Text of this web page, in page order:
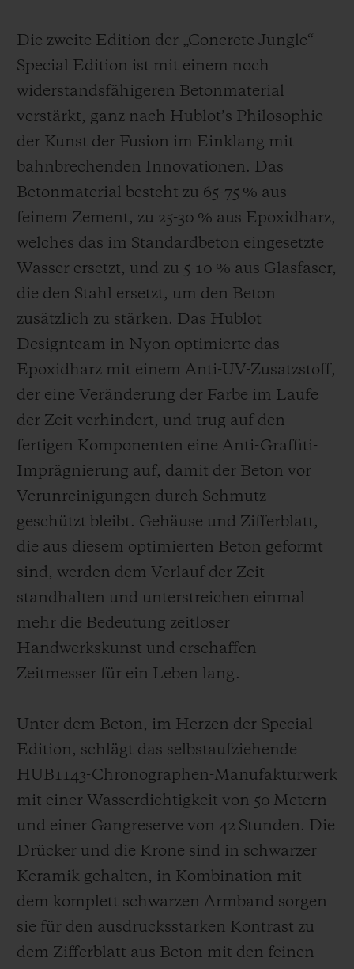
Die zweite Edition der „Concrete Jungle“
Special Edition ist mit einem noch
widerstandsfähigeren Betonmaterial
verstärkt, ganz nach Hublot’s Philosophie
der Kunst der Fusion im Einklang mit
bahnbrechenden Innovationen. Das
Betonmaterial besteht zu 65-75 % aus
feinem Zement, zu 25-30 % aus Epoxidharz,
welches das im Standardbeton eingesetzte
Wasser ersetzt, und zu 5-10 % aus Glasfaser,
die den Stahl ersetzt, um den Beton
zusätzlich zu stärken. Das Hublot
Designteam in Nyon optimierte das
Epoxidharz mit einem Anti-UV-Zusatzstoff,
der eine Veränderung der Farbe im Laufe
der Zeit verhindert, und trug auf den
fertigen Komponenten eine Anti-Graffiti-
Imprägnierung auf, damit der Beton vor
Verunreinigungen durch Schmutz
geschützt bleibt. Gehäuse und Zifferblatt,
die aus diesem optimierten Beton geformt
sind, werden dem Verlauf der Zeit
standhalten und unterstreichen einmal
mehr die Bedeutung zeitloser
Handwerkskunst und erschaffen
Zeitmesser für ein Leben lang.
Unter dem Beton, im Herzen der Special
Edition, schlägt das selbstaufziehende
HUB1143-Chronographen-Manufakturwerk
mit einer Wasserdichtigkeit von 50 Metern
und einer Gangreserve von 42 Stunden. Die
Drücker und die Krone sind in schwarzer
Keramik gehalten, in Kombination mit
dem komplett schwarzen Armband sorgen
sie für den ausdrucksstarken Kontrast zu
dem Zifferblatt aus Beton mit den feinen